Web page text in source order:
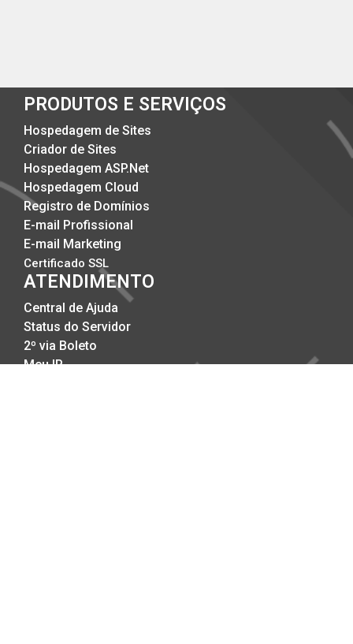
PRODUTOS E SERVIÇOS
Hospedagem de Sites
Criador de Sites
Hospedagem ASP.Net
Hospedagem Cloud
Registro de Domínios
E-mail Profissional
E-mail Marketing
Certificado SSL
ATENDIMENTO
Central de Ajuda
Status do Servidor
2º via Boleto
Meu IP